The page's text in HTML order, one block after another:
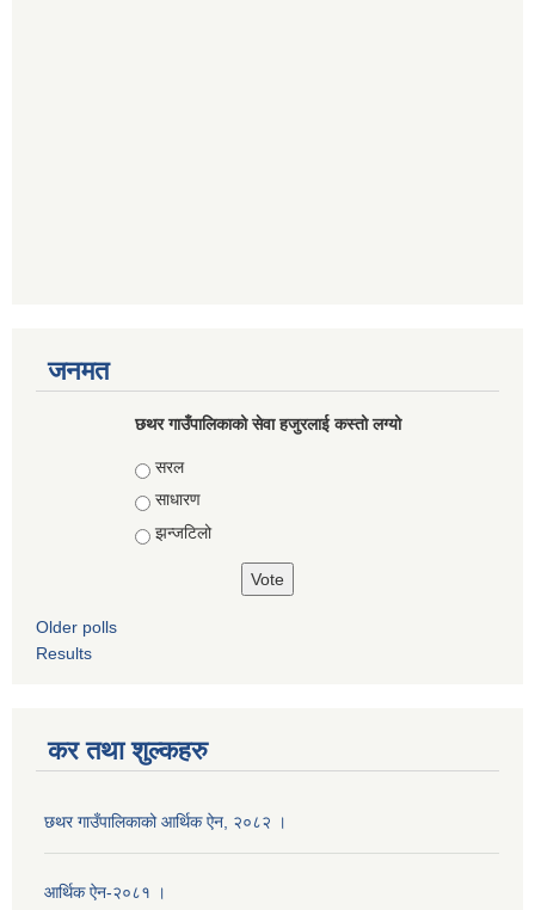
जनमत
छथर गाउँपालिकाको सेवा हजुरलाई कस्तो लग्यो
Choices
सरल
साधारण
झन्जटिलो
Older polls
Results
कर तथा शुल्कहरु
छथर गाउँपालिकाको आर्थिक ऐन, २०८२ ।
आर्थिक ऐन-२०८१ ।